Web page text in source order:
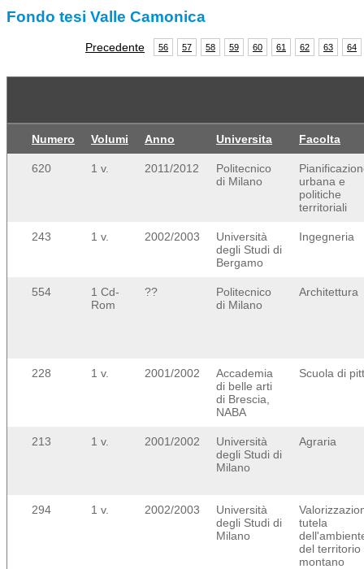
Fondo tesi Valle Camonica
Precedente 56 57 58 59 60 61 62 63 64
Numero Volumi Anno Universita Facolta
620 1 v. 2011/2012
Politecnico
di Milano
urbana e
politiche
territoriali
243 1 v. 2002/2003
Università
degli Studi di
Bergamo
Ingegneria
554
1 Cd-
Rom
??
Politecnico
di Milano
Architettura
228 1 v. 2001/2002
Accademia
di belle arti
di Brescia,
NABA
Scuola di
213 1 v. 2001/2002
Università
degli Studi di
Milano
Agraria
294 1 v. 2002/2003
Università
degli Studi di
Milano
tutela
del territorio
montano